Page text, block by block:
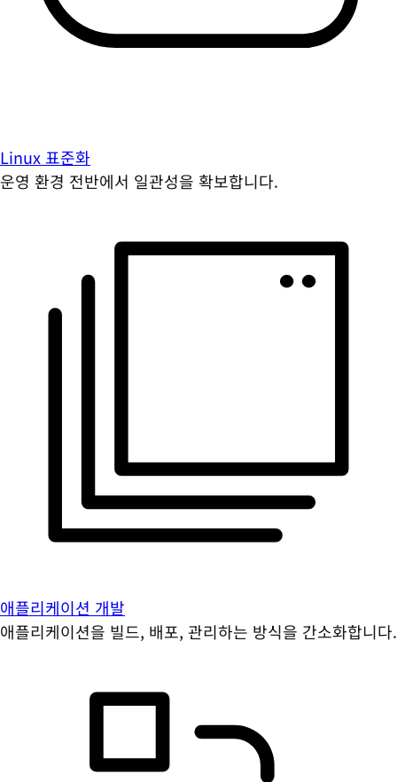
Linux 표준화
운영 환경 전반에서 일관성을 확보합니다.
애플리케이션 개발
애플리케이션을 빌드, 배포, 관리하는 방식을 간소화합니다.